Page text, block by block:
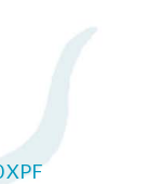
XPF